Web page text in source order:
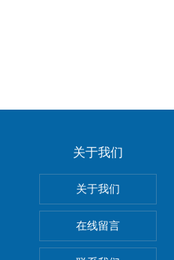
关于我们
关于我们
在线留言